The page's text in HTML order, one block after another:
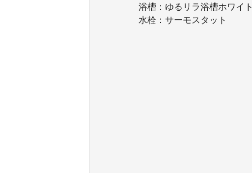
浴槽：ゆるリラ浴槽ホワイト
水栓：サーモスタット